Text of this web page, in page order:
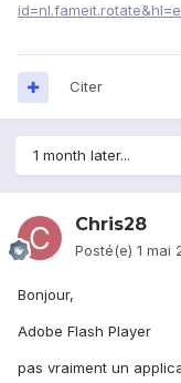
Citer
1 month later...
Chris28
Posté(e) 1 mai
Bonjour,
Adobe Flash Player
pas vraiment un